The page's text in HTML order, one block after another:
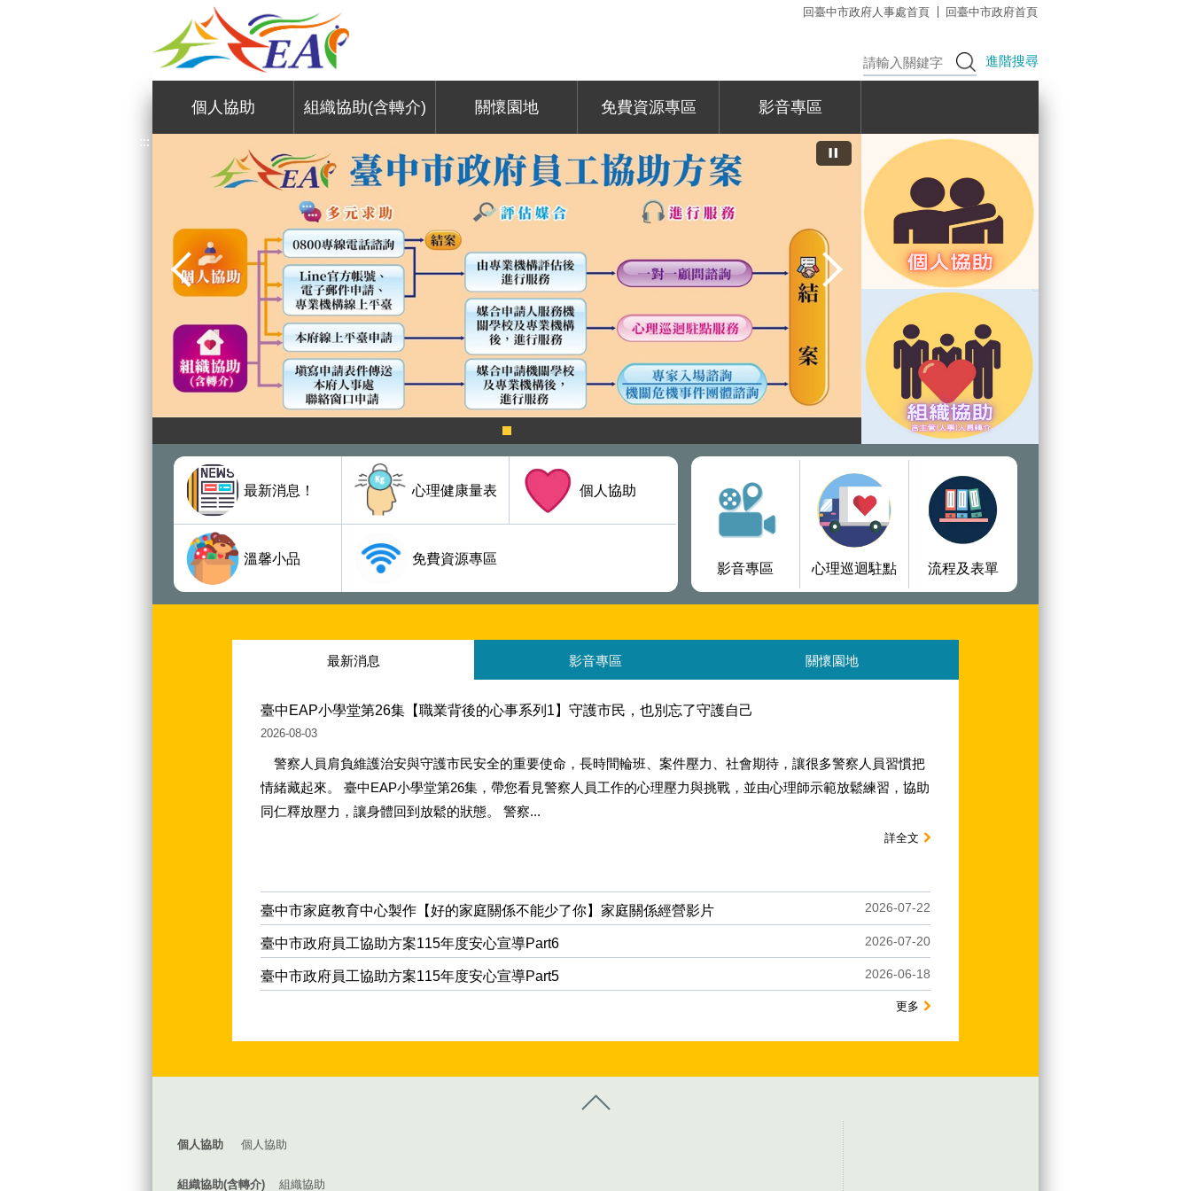
回臺中市政府人事處首頁 回臺中市政府首頁
進階搜尋
個人協助 組織協助(含轉介) 關懷園地 免費資源專區 影音專區
:::
最新消息！ 心理健康量表 個人協助
溫馨小品 免費資源專區
影音專區 心理巡迴駐點 流程及表單
最新消息
臺中EAP小學堂第26集【職業背後的心事系列1】守護市民，也別忘了守護自己
2026-08-03
警察人員肩負維護治安與守護市民安全的重要使命，長時間輪班、案件壓力、社會期待，讓很多警察人員習慣把
情緒藏起來。 臺中EAP小學堂第26集，帶您看見警察人員工作的心理壓力與挑戰，並由心理師示範放鬆練習，協助
同仁釋放壓力，讓身體回到放鬆的狀態。 警察...
詳全文
臺中市家庭教育中心製作【好的家庭關係不能少了你】家庭關係經營影片 2026-07-22
臺中市政府員工協助方案115年度安心宣導Part6 2026-07-20
臺中市政府員工協助方案115年度安心宣導Part5 2026-06-18
更多
影音專區 關懷園地
個人協助 個人協助
組織協助(含轉介) 組織協助